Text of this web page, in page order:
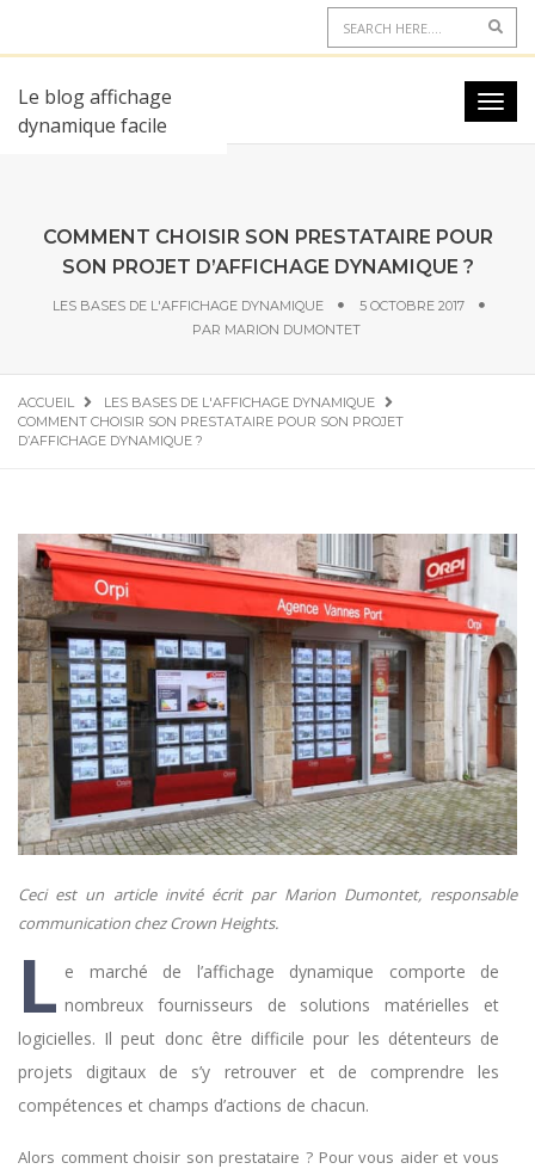
Le blog affichage
dynamique facile
COMMENT CHOISIR SON PRESTATAIRE POUR
SON PROJET D’AFFICHAGE DYNAMIQUE ?
LES BASES DE L'AFFICHAGE DYNAMIQUE
5 OCTOBRE 2017
PAR MARION DUMONTET
ACCUEIL
LES BASES DE L'AFFICHAGE DYNAMIQUE
COMMENT CHOISIR SON PRESTATAIRE POUR SON PROJET
D’AFFICHAGE DYNAMIQUE ?
Ceci est un article invité écrit par Marion Dumontet, responsable
communication chez Crown Heights.
L e marché de l’affichage dynamique comporte de
nombreux fournisseurs de solutions matérielles et
logicielles. Il peut donc être difficile pour les détenteurs de
projets digitaux de s’y retrouver et de comprendre les
compétences et champs d’actions de chacun.
Alors comment choisir son prestataire ? Pour vous aider et vous